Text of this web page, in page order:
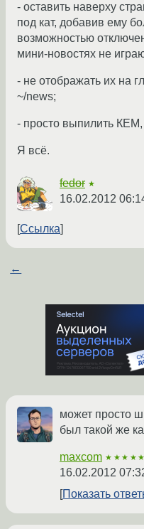
- оставить наверху
под кат, добавив ему
возможностью
мини-новостях не
- не отображать их на
~/news;
- просто выпилить
Я всё.
fedor ★
16.02.2012
Ссылка
←
может просто
был такой же
maxcom ★★★★★
16.02.2012
Показать